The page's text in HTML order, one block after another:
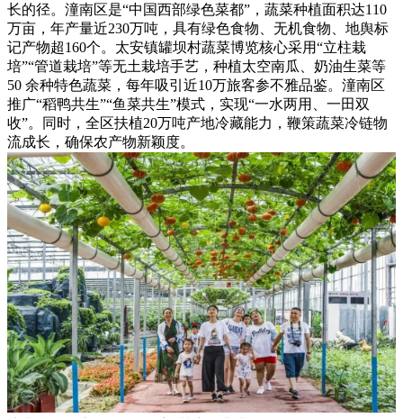
长的径。潼南区是“中国西部绿色菜都”，蔬菜种植面积达110
万亩，年产量近230万吨，具有绿色食物、无机食物、地舆标
记产物超160个。太安镇罐坝村蔬菜博览核心采用“立柱栽
培”“管道栽培”等无土栽培手艺，种植太空南瓜、奶油生菜等
50 余种特色蔬菜，每年吸引近10万旅客参不雅品鉴。潼南区
推广“稻鸭共生”“鱼菜共生”模式，实现“一水两用、一田双
收”。同时，全区扶植20万吨产地冷藏能力，鞭策蔬菜冷链物
流成长，确保农产物新颖度。